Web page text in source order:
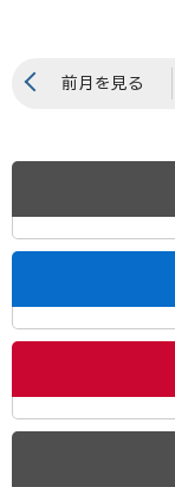
前月を見る